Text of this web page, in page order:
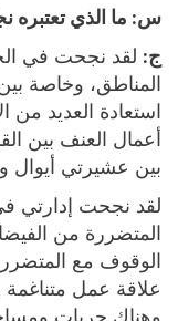
س: ما الذي تعتبره
ج: لقد نجحت في
المناطق، وخاصة
استعادة العديد من
أعمال العنف بين
بين عشيرتي أيوال
لقد نجحت إدارتي
المتضررة من
الوقوف مع
علاقة عمل متناغمة